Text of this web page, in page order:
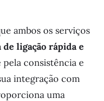
ambos os serviços
ligação rápida e
pela consistência e
integração com
uma